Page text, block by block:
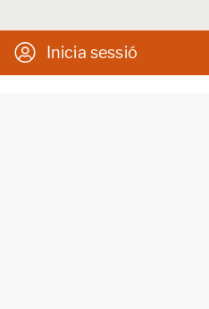
Inicia sessió